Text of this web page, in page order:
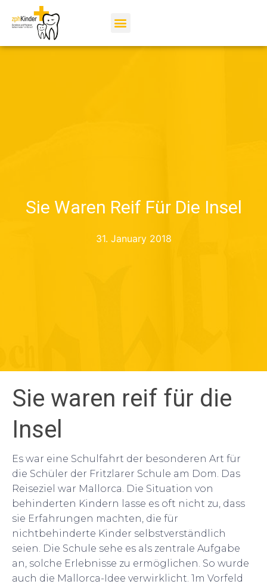
Sie Waren Reif Für Die Insel
31. January 2018
Sie waren reif für die
Insel
Es war eine Schulfahrt der besonderen Art für
die Schüler der Fritzlarer Schule am Dom. Das
Reiseziel war Mallorca. Die Situation von
behinderten Kindern lasse es oft nicht zu, dass
sie Erfahrungen machten, die für
nichtbehinderte Kinder selbstverständlich
seien. Die Schule sehe es als zentrale Aufgabe
an, solche Erlebnisse zu ermöglichen. So wurde
auch die Mallorca-Idee verwirklicht. 1m Vorfeld